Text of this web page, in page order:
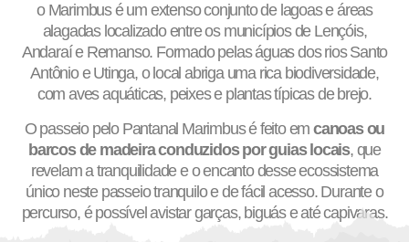
o Marimbus é um extenso conjunto de lagoas e áreas
alagadas localizado entre os municípios de Lençóis,
Andaraí e Remanso. Formado pelas águas dos rios Santo
Antônio e Utinga, o local abriga uma rica biodiversidade,
com aves aquáticas, peixes e plantas típicas de brejo.
O passeio pelo Pantanal Marimbus é feito em canoas ou
barcos de madeira conduzidos por guias locais, que
revelam a tranquilidade e o encanto desse ecossistema
único neste passeio tranquilo e de fácil acesso. Durante o
percurso, é possível avistar garças, biguás e até capivaras.